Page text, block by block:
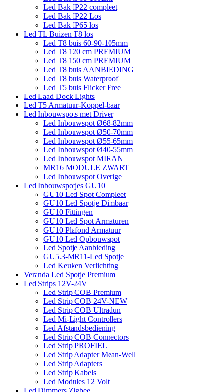
Led Bak IP22 compleet
Led Bak IP22 Los
Led Bak IP65 los
Led TL Buizen T8 los
Led T8 buis 60-90-105mm
Led T8 120 cm PREMIUM
Led T8 150 cm PREMIUM
Led T8 buis AANBIEDING
Led T8 buis Waterproof
Led T5 buis Flicker Free
Led Laad Dock Lights
Led T5 Armatuur-Koppel-baar
Led Inbouwspots met Driver
Led Inbouwspot Ø68-82mm
Led Inbouwspot Ø50-70mm
Led Inbouwspot Ø55-65mm
Led Inbouwspot Ø40-55mm
Led Inbouwspot MIRAN
MR16 MODULE ZWART
Led Inbouwspot Overige
Led Inbouwspotjes GU10
GU10 Led Spot Compleet
GU10 Led Spotje Dimbaar
GU10 Fittingen
GU10 Led Spot Armaturen
GU10 Plafond Armatuur
GU10 Led Opbouwspot
Led Spotje Aanbieding
GU5.3-MR11-Led Spotje
Led Keuken Verlichting
Veranda Led Spotje Premium
Led Strips 12V-24V
Led Strip COB Premium
Led Strip COB 24V-NEW
Led Strip COB Ultradun
Led Mi-Light Controllers
Led Afstandsbediening
Led Strip COB Connectors
Led Strip PROFIEL
Led Strip Adapter Mean-Well
Led Strip Adapters
Led Strip Kabels
Led Modules 12 Volt